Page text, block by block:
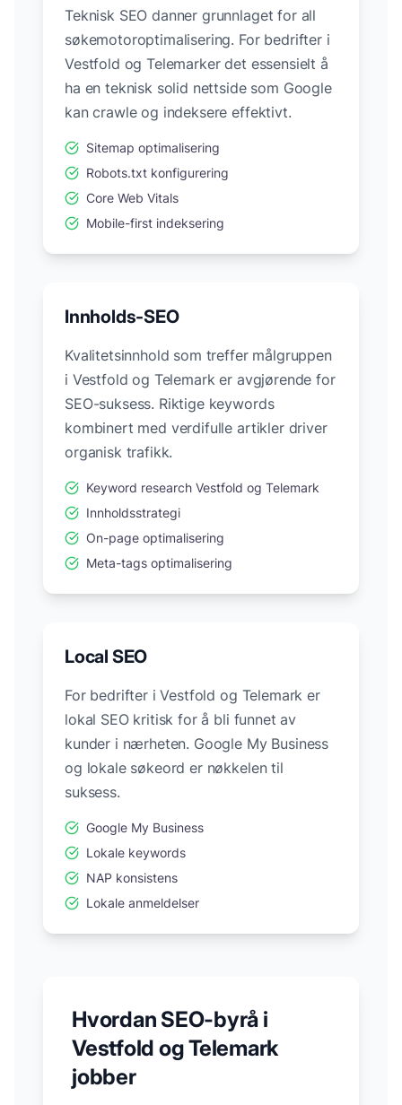
Teknisk SEO danner grunnlaget for all
søkemotoroptimalisering. For bedrifter i
Vestfold og Telemarker det essensielt å
ha en teknisk solid nettside som Google
kan crawle og indeksere effektivt.
Sitemap optimalisering
Robots.txt konfigurering
Core Web Vitals
Mobile-first indeksering
Innholds-SEO
Kvalitetsinnhold som treffer målgruppen
i Vestfold og Telemark er avgjørende for
SEO-suksess. Riktige keywords
kombinert med verdifulle artikler driver
organisk trafikk.
Keyword research Vestfold og Telemark
Innholdsstrategi
On-page optimalisering
Meta-tags optimalisering
Local SEO
For bedrifter iVestfold og Telemark er
lokal SEO kritisk for å bli funnet av
kunder i nærheten. Google My Business
og lokale søkeord er nøkkelen til
suksess.
Google My Business
Lokale keywords
NAP konsistens
Lokale anmeldelser
Hvordan SEO-byrå i
Vestfold og Telemark
jobber